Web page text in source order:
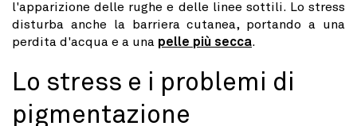
l'apparizione delle rughe e delle linee sottili. Lo stress
disturba anche la barriera cutanea, portando a una
perdita d'acqua e a una pelle più secca.
Lo stress e i problemi di
pigmentazione